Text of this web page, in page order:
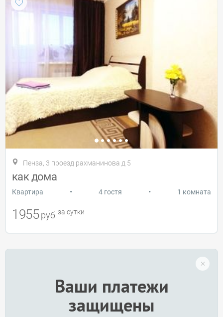
Пенза, 3 проезд рахманинова д 5
как дома
Квартира • 4 гостя • 1 комната
1955 руб за сутки
Ваши платежи
защищены